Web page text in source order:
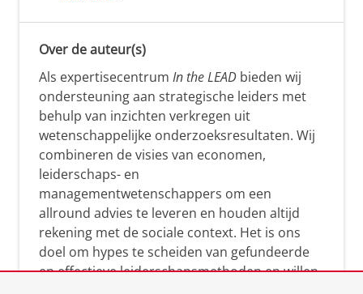
Over de auteur(s)
Als expertisecentrum In the LEAD bieden wij
ondersteuning aan strategische leiders met
behulp van inzichten verkregen uit
wetenschappelijke onderzoeksresultaten. Wij
combineren de visies van economen,
leiderschaps- en
managementwetenschappers om een
allround advies te leveren en houden altijd
rekening met de sociale context. Het is ons
doel om hypes te scheiden van gefundeerde
en effectieve leiderschapsmethoden en willen